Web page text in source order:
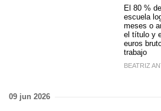
El 80 %
escuela
meses o
el título y
euros
trabajo
BEATRIZ
09 jun 2026